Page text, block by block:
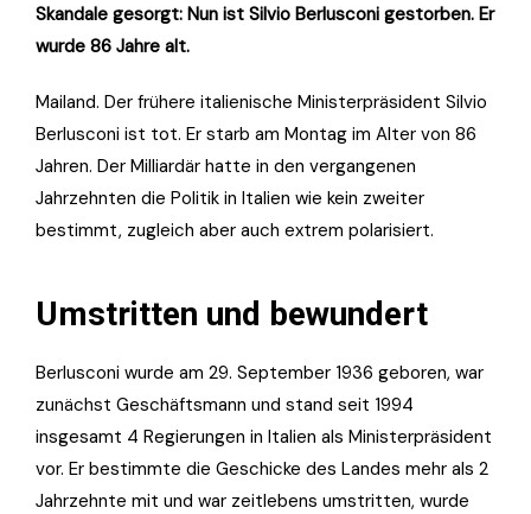
Skandale gesorgt: Nun ist Silvio Berlusconi gestorben. Er
wurde 86 Jahre alt.
Mailand. Der frühere italienische Ministerpräsident Silvio
Berlusconi ist tot. Er starb am Montag im Alter von 86
Jahren. Der Milliardär hatte in den vergangenen
Jahrzehnten die Politik in Italien wie kein zweiter
bestimmt, zugleich aber auch extrem polarisiert.
Umstritten und bewundert
Berlusconi wurde am 29. September 1936 geboren, war
zunächst Geschäftsmann und stand seit 1994
insgesamt 4 Regierungen in Italien als Ministerpräsident
vor. Er bestimmte die Geschicke des Landes mehr als 2
Jahrzehnte mit und war zeitlebens umstritten, wurde